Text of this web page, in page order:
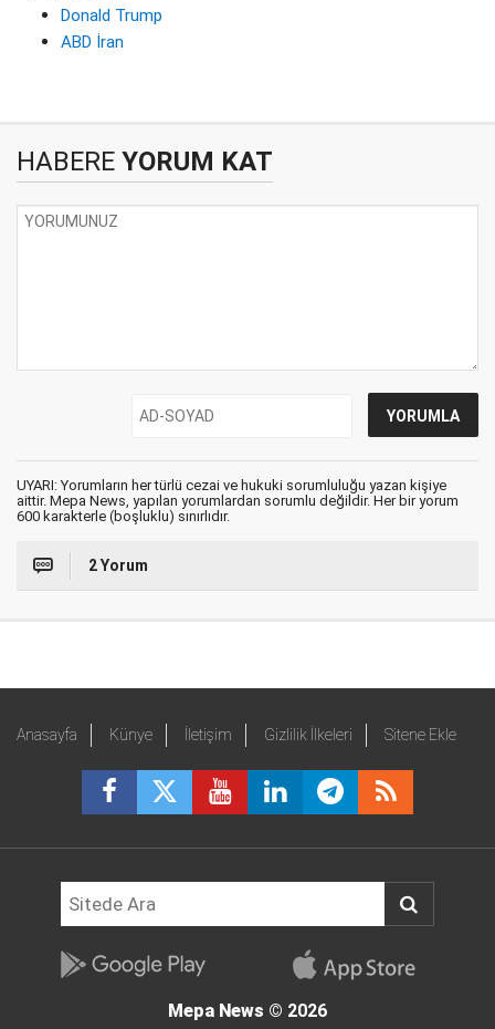
Donald Trump
ABD İran
HABERE YORUM KAT
UYARI: Yorumların her türlü cezai ve hukuki sorumluluğu yazan kişiye
aittir. Mepa News, yapılan yorumlardan sorumlu değildir. Her bir yorum
600 karakterle (boşluklu) sınırlıdır.
2 Yorum
Anasayfa Künye İletişim Gizlilik İlkeleri Sitene Ekle
Mepa News © 2026